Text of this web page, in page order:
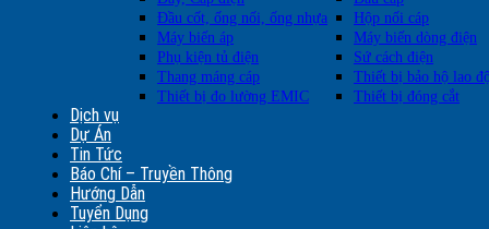
Đầu cốt, ống nối, ống nhựa
Hộp nối cáp
Máy biến áp
Máy biến dòng điện
Phụ kiện tủ điện
Sứ cách điện
Thang máng cáp
Thiết bị bảo hộ lao
Thiết bị đo lường EMIC
Thiết bị đóng cắt
Dịch vụ
Dự Án
Tin Tức
Báo Chí – Truyền Thông
Hướng Dẫn
Tuyển Dụng